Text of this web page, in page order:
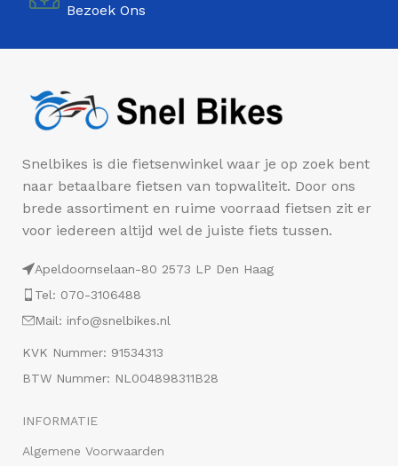
Bezoek Ons
Snelbikes is die fietsenwinkel waar je op zoek bent
naar betaalbare fietsen van topwaliteit. Door ons
brede assortiment en ruime voorraad fietsen zit er
voor iedereen altijd wel de juiste fiets tussen.
Apeldoornselaan-80 2573 LP Den Haag
Tel: 070-3106488
Mail: info@snelbikes.nl
KVK Nummer: 91534313
BTW Nummer: NL004898311B28
INFORMATIE
Algemene Voorwaarden